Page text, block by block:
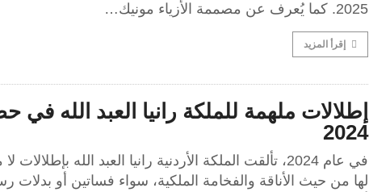
2025. كما يُعرف عن مصممة الأزياء مونيك…
إقرأ المزيد
إطلالات ملهمة للملكة رانيا العبد الله في
2024
في عام 2024، تألقت الملكة الأردنية رانيا العبد الله بإطلالات
لها من حيث الأناقة والفخامة الملكية، سواء فساتين أو بدلات